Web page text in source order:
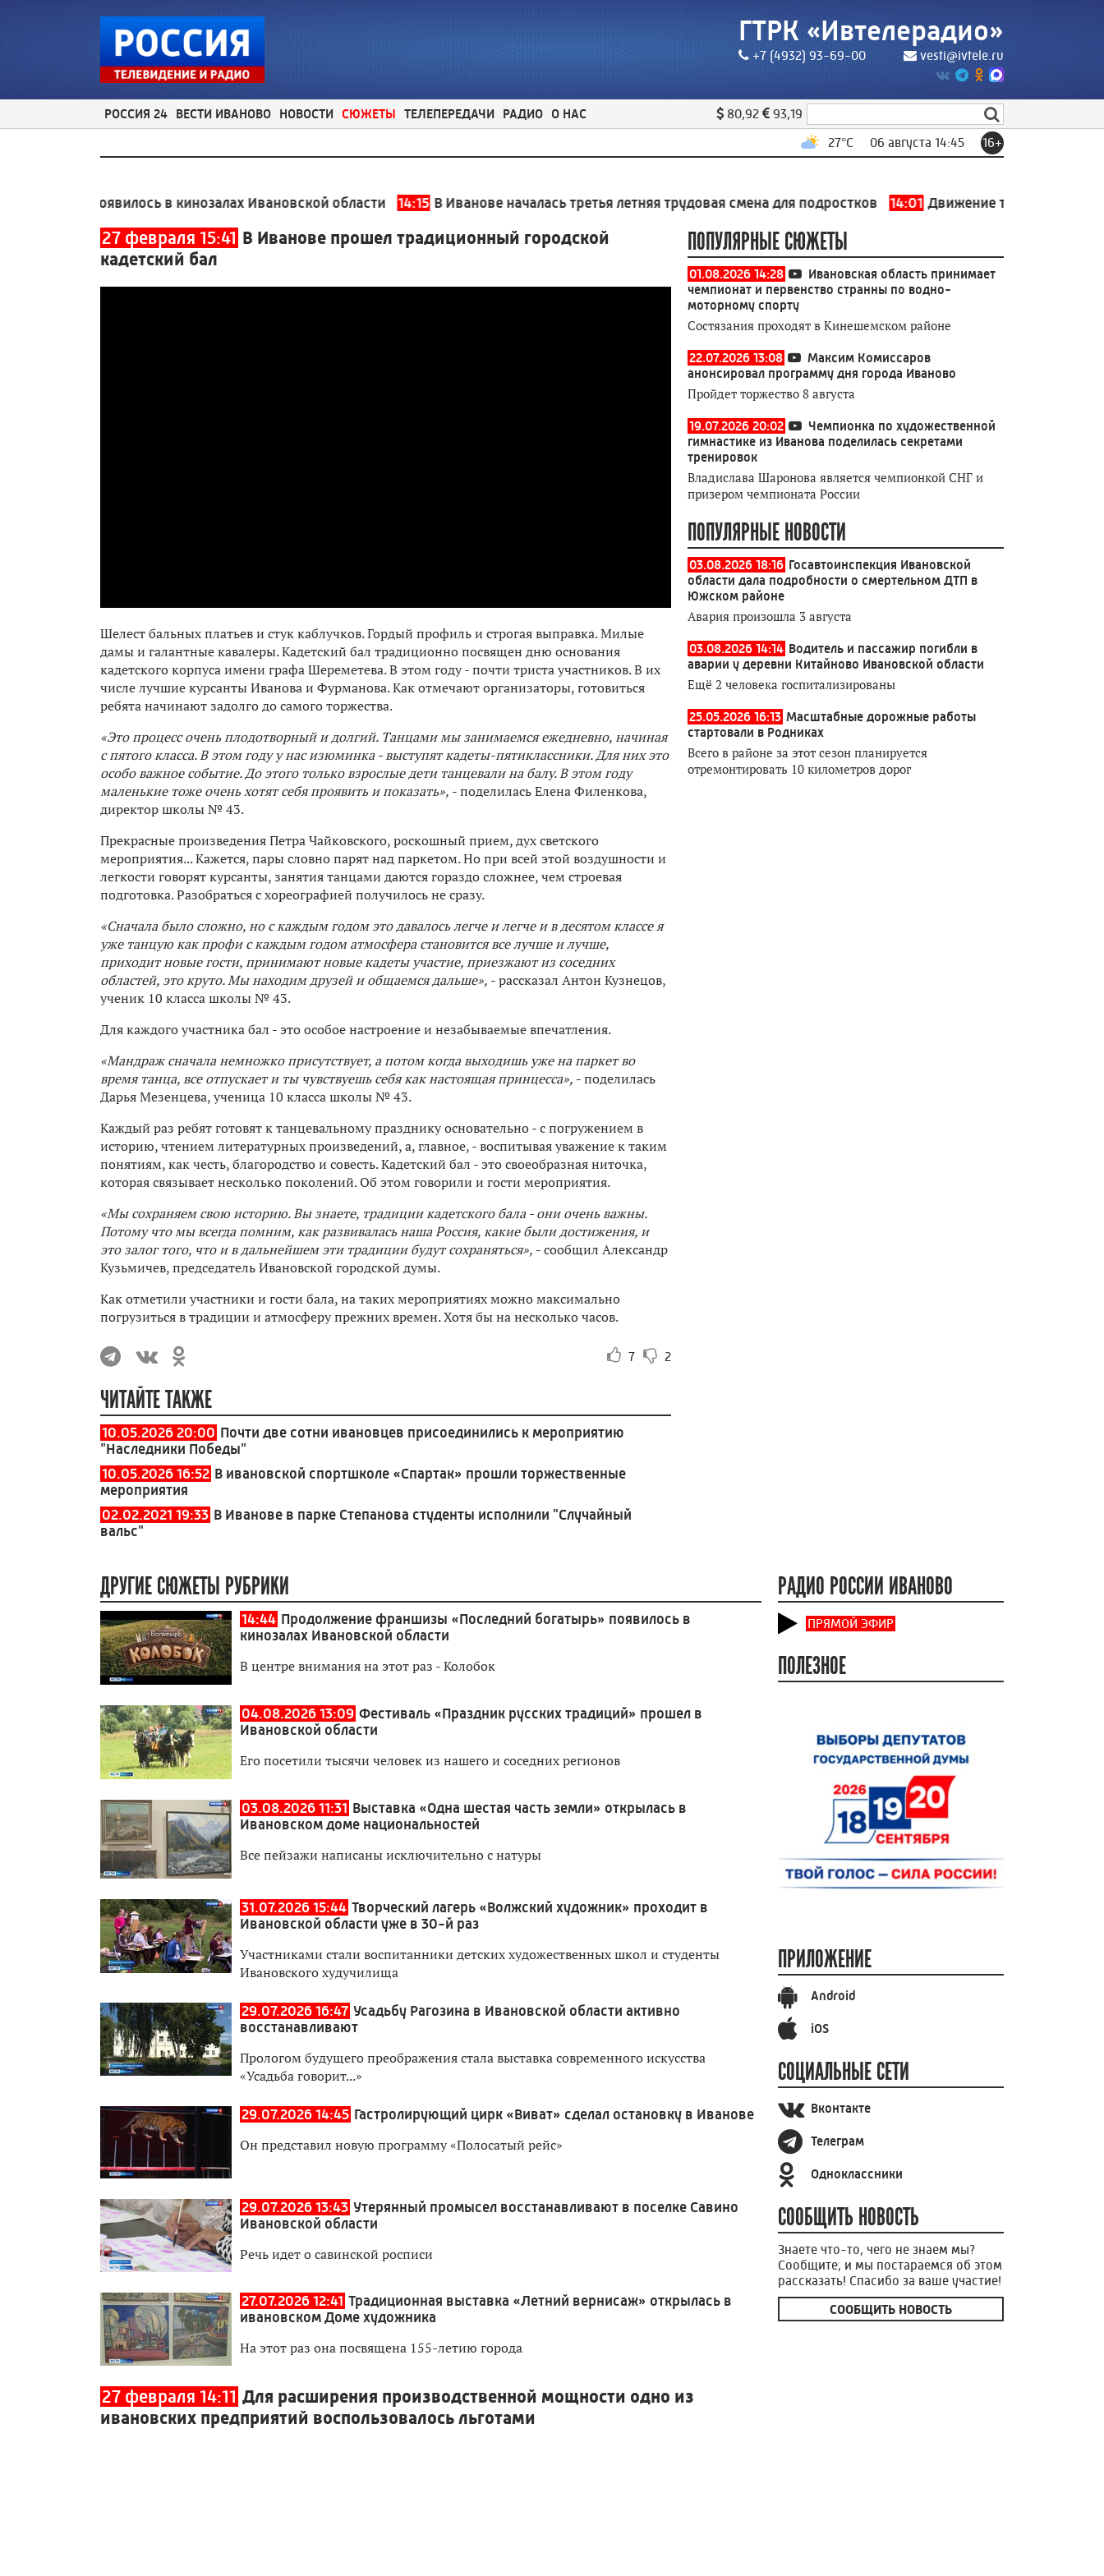
ГТРК «Ивтелерадио»
+7 (4932) 93-69-00 vesti@ivtele.ru
РОССИЯ 24 ВЕСТИ ИВАНОВО НОВОСТИ СЮЖЕТЫ ТЕЛЕПЕРЕДАЧИ РАДИО О НАС 80,92
93,19
27°C 06 августа 14:45 16+
появилось в кинозалах Ивановской области 14:15 В Иванове началась третья летняя трудовая смена для подростков 14:01 Движение транспорта на
27 февраля 15:41 В Иванове прошел традиционный городской
кадетский бал
Шелест бальных платьев и стук каблучков. Гордый профиль и строгая выправка. Милые
дамы и галантные кавалеры. Кадетский бал традиционно посвящен дню основания
кадетского корпуса имени графа Шереметева. В этом году - почти триста участников. В их
числе лучшие курсанты Иванова и Фурманова. Как отмечают организаторы, готовиться
ребята начинают задолго до самого торжества.
«Это процесс очень плодотворный и долгий. Танцами мы занимаемся ежедневно, начиная
с пятого класса. В этом году у нас изюминка - выступят кадеты-пятиклассники. Для них это
особо важное событие. До этого только взрослые дети танцевали на балу. В этом году
маленькие тоже очень хотят себя проявить и показать», - поделилась Елена Филенкова,
директор школы № 43.
Прекрасные произведения Петра Чайковского, роскошный прием, дух светского
мероприятия... Кажется, пары словно парят над паркетом. Но при всей этой воздушности и
легкости говорят курсанты, занятия танцами даются гораздо сложнее, чем строевая
подготовка. Разобраться с хореографией получилось не сразу.
«Сначала было сложно, но с каждым годом это давалось легче и легче и в десятом классе я
уже танцую как профи с каждым годом атмосфера становится все лучше и лучше,
приходит новые гости, принимают новые кадеты участие, приезжают из соседних
областей, это круто. Мы находим друзей и общаемся дальше», - рассказал Антон Кузнецов,
ученик 10 класса школы № 43.
Для каждого участника бал - это особое настроение и незабываемые впечатления.
«Мандраж сначала немножко присутствует, а потом когда выходишь уже на паркет во
время танца, все отпускает и ты чувствуешь себя как настоящая принцесса», - поделилась
Дарья Мезенцева, ученица 10 класса школы № 43.
Каждый раз ребят готовят к танцевальному празднику основательно - с погружением в
историю, чтением литературных произведений, а, главное, - воспитывая уважение к таким
понятиям, как честь, благородство и совесть. Кадетский бал - это своеобразная ниточка,
которая связывает несколько поколений. Об этом говорили и гости мероприятия.
«Мы сохраняем свою историю. Вы знаете, традиции кадетского бала - они очень важны.
Потому что мы всегда помним, как развивалась наша Россия, какие были достижения, и
это залог того, что и в дальнейшем эти традиции будут сохраняться», - сообщил Александр
Кузьмичев, председатель Ивановской городской думы.
Как отметили участники и гости бала, на таких мероприятиях можно максимально
погрузиться в традиции и атмосферу прежних времен. Хотя бы на несколько часов.
7 2
ЧИТАЙТЕ ТАКЖЕ
10.05.2026 20:00 Почти две сотни ивановцев присоединились к мероприятию
"Наследники Победы"
10.05.2026 16:52 В ивановской спортшколе «Спартак» прошли торжественные
мероприятия
02.02.2021 19:33 В Иванове в парке Степанова студенты исполнили "Случайный
вальс"
ПОПУЛЯРНЫЕ СЮЖЕТЫ
01.08.2026 14:28
Ивановская область принимает
чемпионат и первенство странны по водно-
моторному спорту
Состязания проходят в Кинешемском районе
22.07.2026 13:08
Максим Комиссаров
анонсировал программу дня города Иваново
Пройдет торжество 8 августа
19.07.2026 20:02
Чемпионка по художественной
гимнастике из Иванова поделилась секретами
тренировок
Владислава Шаронова является чемпионкой СНГ и
призером чемпионата России
ПОПУЛЯРНЫЕ НОВОСТИ
03.08.2026 18:16 Госавтоинспекция Ивановской
области дала подробности о смертельном ДТП в
Южском районе
Авария произошла 3 августа
03.08.2026 14:14 Водитель и пассажир погибли в
аварии у деревни Китайново Ивановской области
Ещё 2 человека госпитализированы
25.05.2026 16:13 Масштабные дорожные работы
стартовали в Родниках
Всего в районе за этот сезон планируется
отремонтировать 10 километров дорог
ДРУГИЕ СЮЖЕТЫ РУБРИКИ
14:44 Продолжение франшизы «Последний богатырь» появилось в
кинозалах Ивановской области
В центре внимания на этот раз - Колобок
04.08.2026 13:09 Фестиваль «Праздник русских традиций» прошел в
Ивановской области
Его посетили тысячи человек из нашего и соседних регионов
03.08.2026 11:31 Выставка «Одна шестая часть земли» открылась в
Ивановском доме национальностей
Все пейзажи написаны исключительно с натуры
31.07.2026 15:44 Творческий лагерь «Волжский художник» проходит в
Ивановской области уже в 30-й раз
Участниками стали воспитанники детских художественных школ и студенты
Ивановского худучилища
29.07.2026 16:47 Усадьбу Рагозина в Ивановской области активно
восстанавливают
Прологом будущего преображения стала выставка современного искусства
«Усадьба говорит...»
29.07.2026 14:45 Гастролирующий цирк «Виват» сделал остановку в Иванове
Он представил новую программу «Полосатый рейс»
29.07.2026 13:43 Утерянный промысел восстанавливают в поселке Савино
Ивановской области
Речь идет о савинской росписи
27.07.2026 12:41 Традиционная выставка «Летний вернисаж» открылась в
ивановском Доме художника
На этот раз она посвящена 155-летию города
27 февраля 14:11 Для расширения производственной мощности одно из
ивановских предприятий воспользовалось льготами
РАДИО РОССИИ ИВАНОВО
ПРЯМОЙ ЭФИР
ПОЛЕЗНОЕ
ПРИЛОЖЕНИЕ
Android
iOS
СОЦИАЛЬНЫЕ СЕТИ
Вконтакте
Телеграм
Одноклассники
СООБЩИТЬ НОВОСТЬ
Знаете что-то, чего не знаем мы?
Сообщите, и мы постараемся об этом
рассказать! Спасибо за ваше участие!
СООБЩИТЬ НОВОСТЬ